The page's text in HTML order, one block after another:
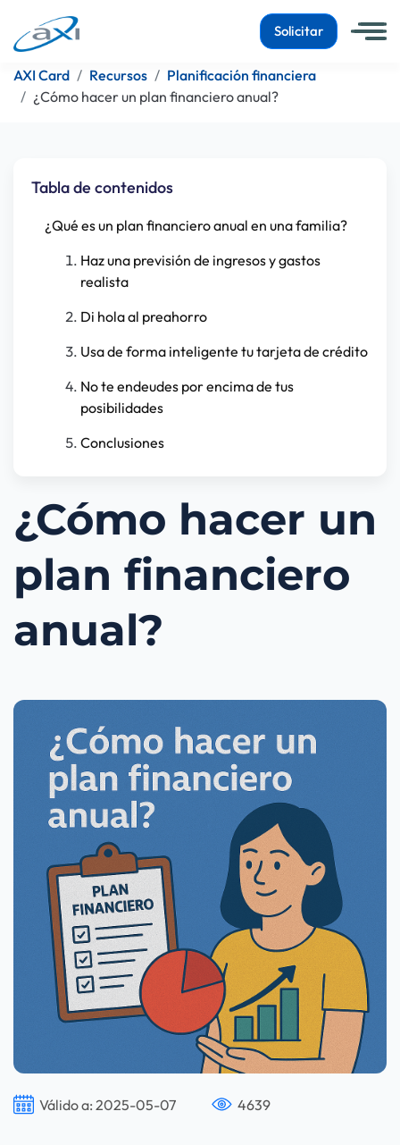
Solicitar
AXI Card Recursos Planificación financiera
¿Cómo hacer un plan financiero anual?
¿Cómo hacer un
plan financiero
anual?
Válido a: 2025-05-07 4639
Tabla de contenidos
¿Qué es un plan financiero anual en una familia?
Haz una previsión de ingresos y gastos
realista
Di hola al preahorro
Usa de forma inteligente tu tarjeta de crédito
No te endeudes por encima de tus
posibilidades
Conclusiones